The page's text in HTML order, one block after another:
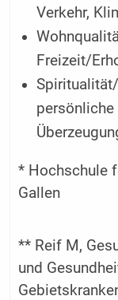
Verkehr,
Freizeit/
persönliche
* Hochschule
Gallen
** Reif M,
und